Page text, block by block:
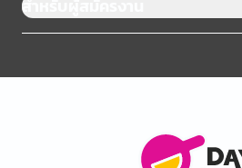
สำหรับผู้สมัครงาน